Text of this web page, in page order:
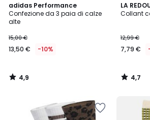
adidas Performance
Confezione da 3 paia di calze
alte
15,00 €
13,50 € -10%
4,9
/ 5
4,9
/
LA
Collant
12,99 €
7,79 €
4,7
/ 5
4,7
/